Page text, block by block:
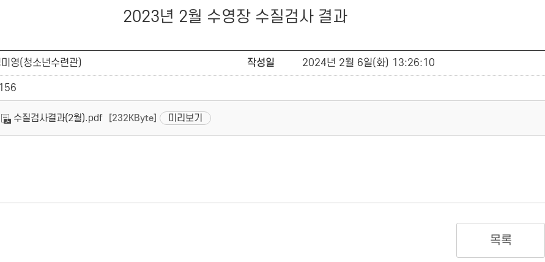
2023년 2월 수영장 수질검사 결과
미영(청소년수련관) 작성일 2024년 2월 6일(화) 13:26:10
수질검사결과(2월).pdf [232KByte] 미리보기
목록